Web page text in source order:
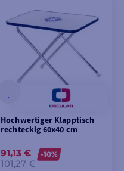
MODELLE ANSEHEN
Hochwertiger Klapptisch
rechteckig 60x40 cm
91,13 €
101,27 €
-10%